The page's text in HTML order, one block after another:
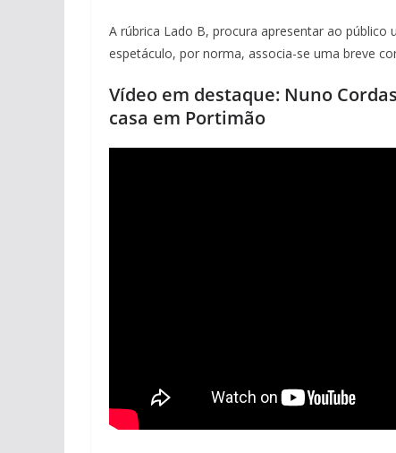
A rúbrica Lado B, procura apresentar ao
espetáculo, por norma, associa-se uma breve
Vídeo em destaque: Nuno
casa em Portimão